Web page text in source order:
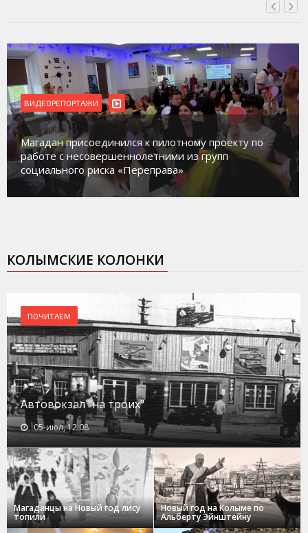
ВИДЕОРЕПОРТАЖИ
Магадан присоединился к пилотному проекту по
работе с несовершеннолетними из групп
социального риска «Переправа»
КОЛЫМСКИЕ КОЛОНКИ
ПОЧИТАЕМ
Автовокзал "на троих"
05-июл, 12:08
Магаданцы на Новый год лису
топили
Новый год на Колыме по
Альберту Эйнштейну